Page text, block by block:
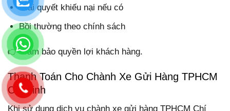
Giải quyết khiếu nại nếu có
Bồi thường theo chính sách
👉 Đảm bảo quyền lợi khách hàng.
Thanh Toán Cho Chành Xe Gửi Hàng TPHCM
Chí Linh
Khi sử dụng dịch vụ chành xe gửi hàng TPHCM Chí